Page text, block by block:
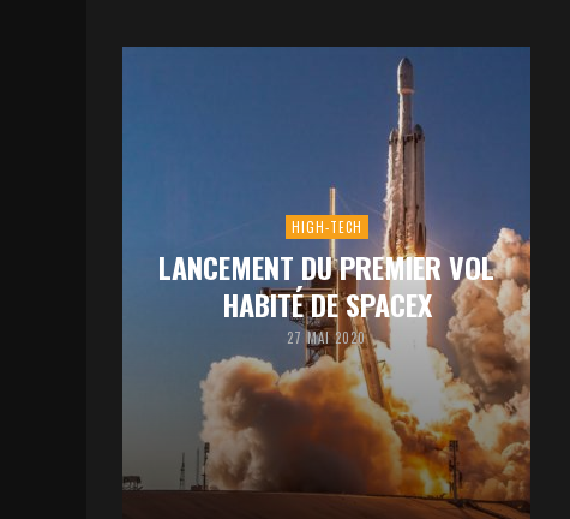
HIGH-TECH
LANCEMENT DU PREMIER VOL
HABITÉ DE SPACEX
27 MAI 2020